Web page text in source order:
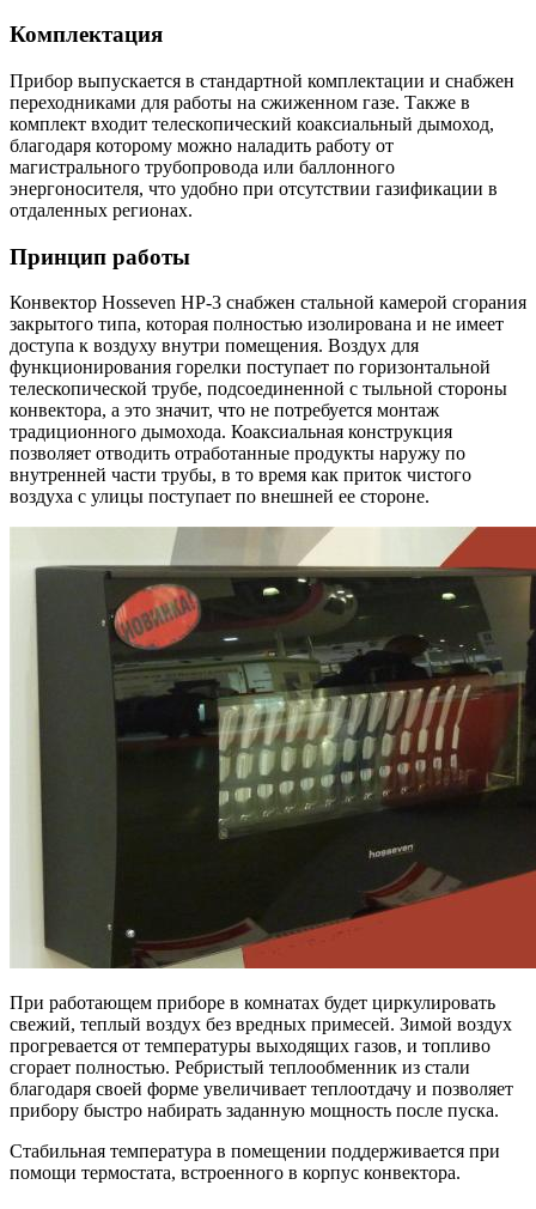
Комплектация
Прибор выпускается в стандартной комплектации и снабжен
переходниками для работы на сжиженном газе. Также в
комплект входит телескопический коаксиальный дымоход,
благодаря которому можно наладить работу от
магистрального трубопровода или баллонного
энергоносителя, что удобно при отсутствии газификации в
отдаленных регионах.
Принцип работы
Конвектор Hosseven HP-3 снабжен стальной камерой сгорания
закрытого типа, которая полностью изолирована и не имеет
доступа к воздуху внутри помещения. Воздух для
функционирования горелки поступает по горизонтальной
телескопической трубе, подсоединенной с тыльной стороны
конвектора, а это значит, что не потребуется монтаж
традиционного дымохода. Коаксиальная конструкция
позволяет отводить отработанные продукты наружу по
внутренней части трубы, в то время как приток чистого
воздуха с улицы поступает по внешней ее стороне.
При работающем приборе в комнатах будет циркулировать
свежий, теплый воздух без вредных примесей. Зимой воздух
прогревается от температуры выходящих газов, и топливо
сгорает полностью. Ребристый теплообменник из стали
благодаря своей форме увеличивает теплоотдачу и позволяет
прибору быстро набирать заданную мощность после пуска.
Стабильная температура в помещении поддерживается при
помощи термостата, встроенного в корпус конвектора.